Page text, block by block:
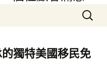
搜
尋
鍵
字:
獨特美國移民免